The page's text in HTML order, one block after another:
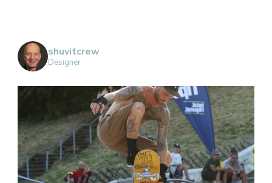
shuvitcrew
Designer